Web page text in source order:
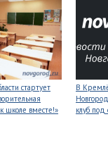
стартует
школе вместе!»
В
клуб